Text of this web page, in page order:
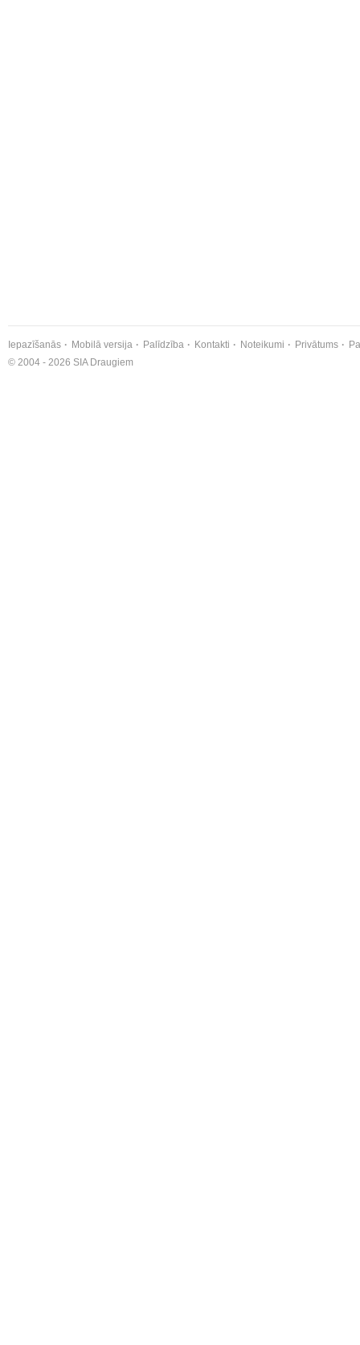
Iepazīšanās Mobilā versija Palīdzība Kontakti Noteikumi Privātums
© 2004 - 2026 SIA Draugiem